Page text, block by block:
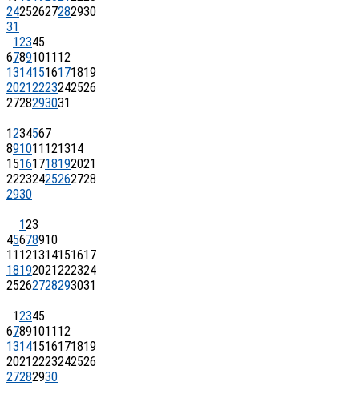
24252627282930
31
12345
6789101112
13141516171819
20212223242526
2728293031
1234567
891011121314
15161718192021
22232425262728
2930
123
45678910
11121314151617
18192021222324
25262728293031
12345
6789101112
13141516171819
20212223242526
27282930